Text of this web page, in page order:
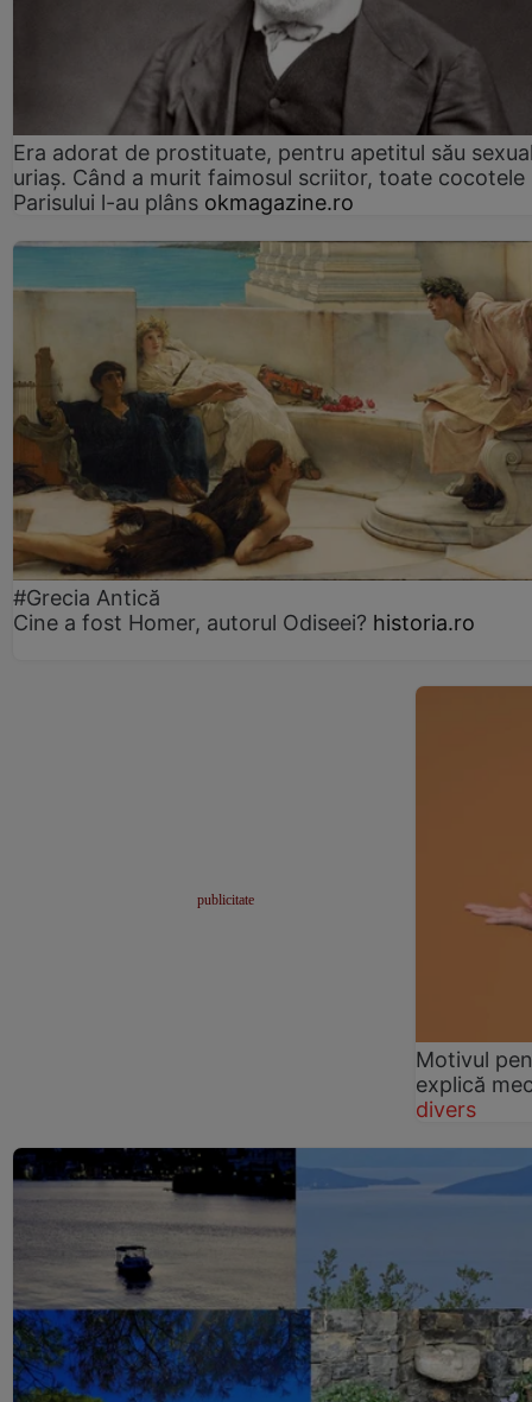
Era adorat de prostituate, pentru apetitul său
uriaș. Când a murit faimosul scriitor, toate cocotele
Parisului l-au plâns okmagazine.ro
#Grecia Antică
Cine a fost Homer, autorul Odiseei? historia.ro
Motivul
explică
divers